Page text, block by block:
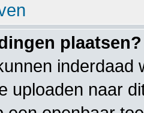
plaatsen?
inderdaad
uploaden naar